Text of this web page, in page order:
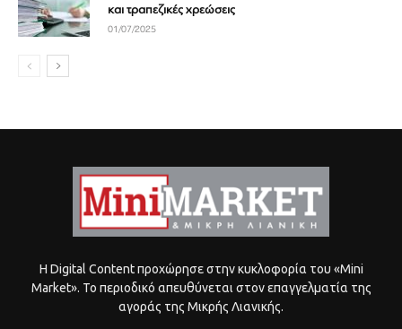
και τραπεζικές χρεώσεις
01/07/2025
Η Digital Content προχώρησε στην κυκλοφορία του «Mini
Market». Το περιοδικό απευθύνεται στον επαγγελματία της
αγοράς της Μικρής Λιανικής.